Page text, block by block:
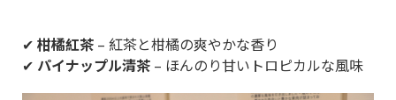
✔ 柑橘紅茶 – 紅茶と柑橘の爽やかな香り
✔ パイナップル清茶 – ほんのり甘いトロピカルな風味